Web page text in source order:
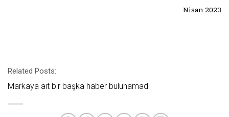
Nisan 2023
Related Posts:
Markaya ait bir başka haber bulunamadı